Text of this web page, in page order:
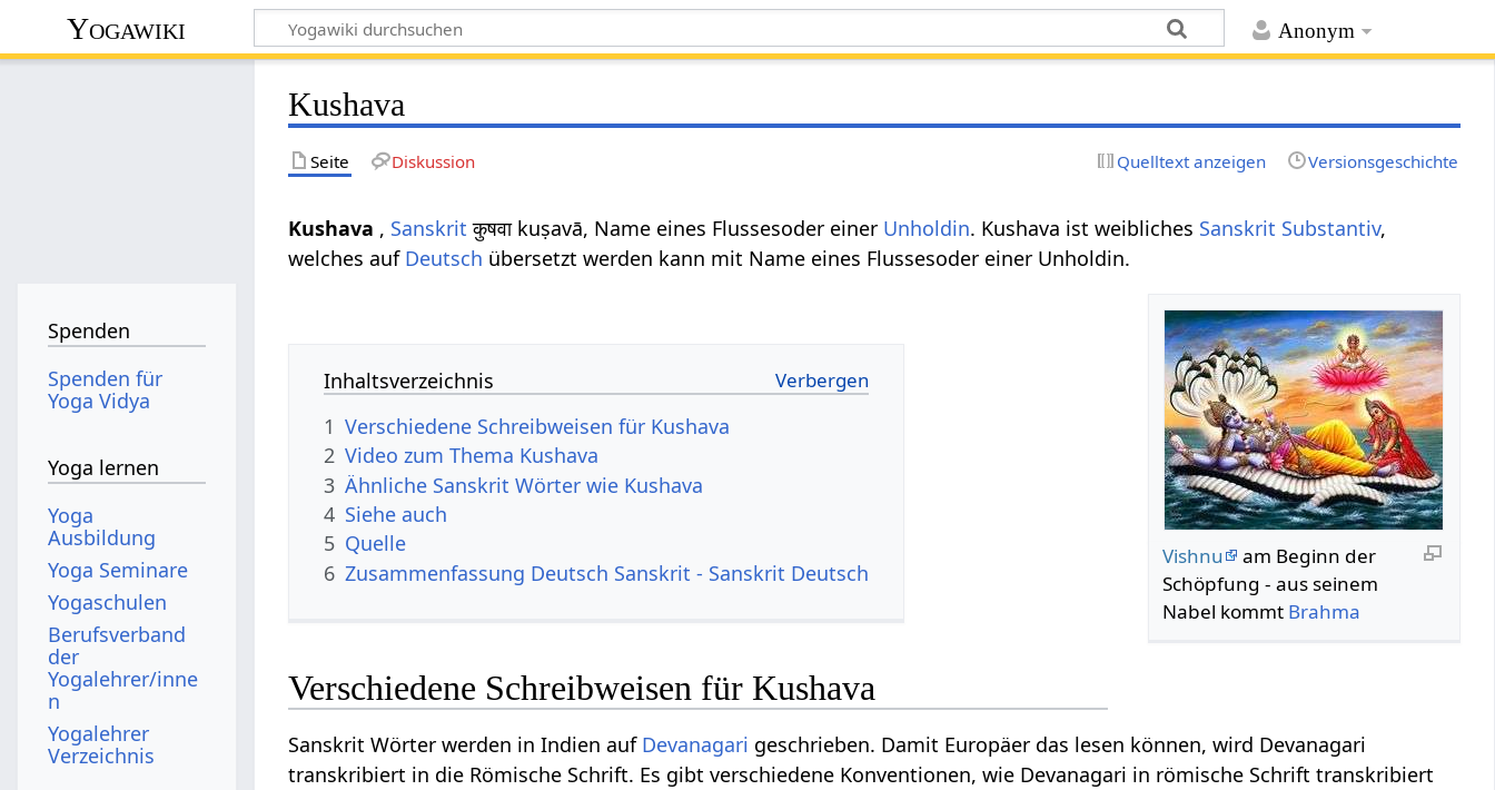
Anonym
Yogawiki
Kushava
Seite Diskussion Quelltext anzeigen Versionsgeschichte
Kushava , Sanskrit कुषवा kuṣavā, Name eines Flussesoder einer Unholdin. Kushava ist weibliches Sanskrit Substantiv,
welches auf Deutsch übersetzt werden kann mit Name eines Flussesoder einer Unholdin.
Vishnu
am Beginn der
Schöpfung - aus seinem
Nabel kommt Brahma
Inhaltsverzeichnis
1 Verschiedene Schreibweisen für Kushava
2 Video zum Thema Kushava
3 Ähnliche Sanskrit Wörter wie Kushava
4 Siehe auch
5 Quelle
6 Zusammenfassung Deutsch Sanskrit - Sanskrit Deutsch
Verschiedene Schreibweisen für Kushava
Sanskrit Wörter werden in Indien auf Devanagari geschrieben. Damit Europäer das lesen können, wird Devanagari
transkribiert in die Römische Schrift. Es gibt verschiedene Konventionen, wie Devanagari in römische Schrift transkribiert
Spenden
Spenden für
Yoga Vidya
Yoga lernen
Yoga
Ausbildung
Yoga Seminare
Yogaschulen
Berufsverband
der
Yogalehrer/inne
n
Yogalehrer
Verzeichnis